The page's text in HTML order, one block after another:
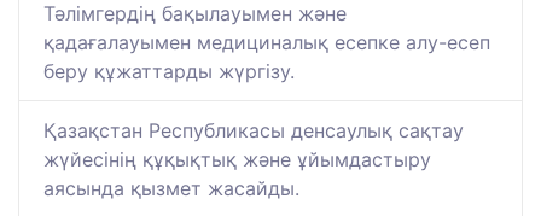
Тәлімгердің бақылауымен және
қадағалауымен медициналық есепке алу-есеп
беру құжаттарды жүргізу.
Қазақстан Республикасы денсаулық сақтау
жүйесінің құқықтық және ұйымдастыру
аясында қызмет жасайды.